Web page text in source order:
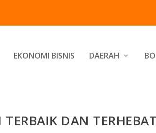
EKONOMI BISNIS DAERAH
DAN TERHEBAT